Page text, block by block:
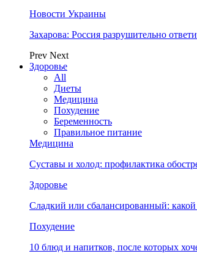
Новости Украины
Захарова: Россия разрушительно
Prev Next
Здоровье
All
Диеты
Медицина
Похудение
Беременность
Правильное питание
Медицина
Суставы и холод: профилактика
Здоровье
Сладкий или сбалансированный: какой
Похудение
10 блюд и напитков, после которых